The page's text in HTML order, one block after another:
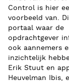
Control is hier
voorbeeld van.
portaal waar de
opdrachtgever
ook aannemers
inzichtelijk
Erik Stuut en
Heuvelman Ibis,